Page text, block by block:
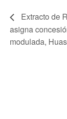
Extracto de
asigna
modulada,